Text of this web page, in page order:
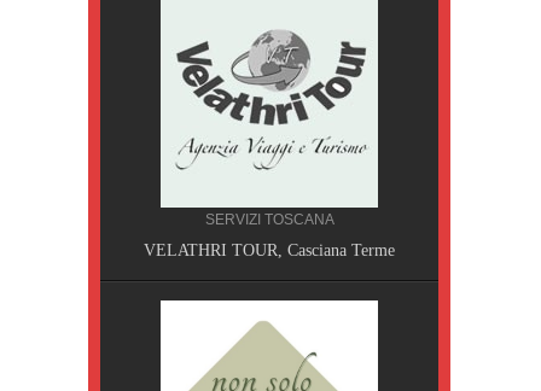
SERVIZI TOSCANA
VELATHRI TOUR, Casciana Terme